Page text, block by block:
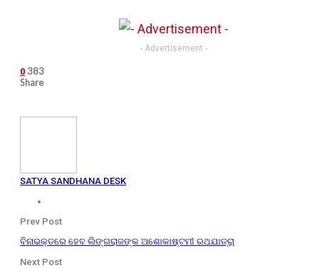
- Advertisement -
0 383
Share
SATYA SANDHANA DESK
Prev Post
ବିନାଭକ୍ତରେ ହେବ ଲିଙ୍ଗରାଜଙ୍କ ଅଶୋକାଷ୍ଟମୀ ରଥଯାତ୍ରା
Next Post